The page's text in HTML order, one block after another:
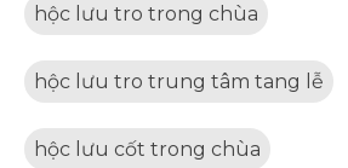
hộc lưu tro trong chùa
hộc lưu tro trung tâm tang lễ
hộc lưu cốt trong chùa